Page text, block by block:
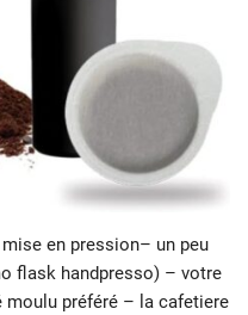
en pression– un peu
flask handpresso) – votre
moulu préféré – la cafetiere